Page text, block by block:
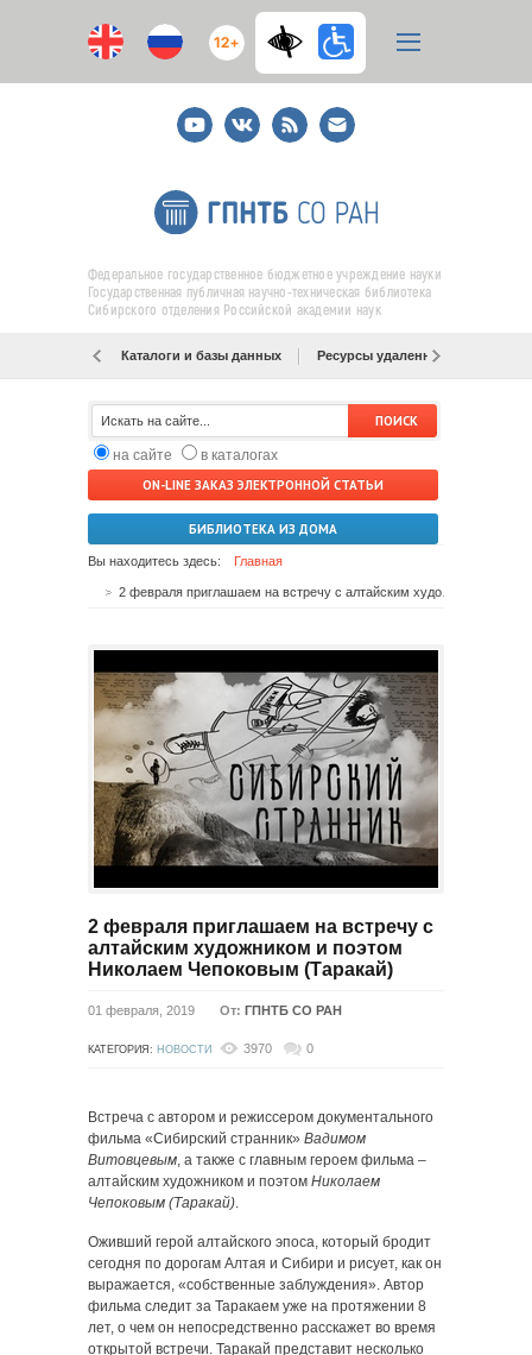
12+
YoutubeВКонтакте
RSS
E-
mail
подписка
Федеральное государственное бюджетное учреждение науки
Государственная публичная научно-техническая библиотека
Сибирского отделения Российской академии наук
Каталоги и базы данных Ресурсы удаленного доступа
на сайте
в каталогах
ON-LINE ЗАКАЗ ЭЛЕКТРОННОЙ СТАТЬИ
БИБЛИОТЕКА ИЗ ДОМА
Вы находитесь здесь: Главная
2 февраля приглашаем на встречу с
алтайским художником и поэтом
Николаем Чепоковым (Таракай)
01 февраля, 2019 От: ГПНТБ СО РАН
КАТЕГОРИЯ: НОВОСТИ 3970 0
Встреча с автором и режиссером документального
фильма «Сибирский странник» Вадимом
Витовцевым, а также с главным героем фильма –
алтайским художником и поэтом Николаем
Чепоковым (Таракай).
Оживший герой алтайского эпоса, который бродит
сегодня по дорогам Алтая и Сибири и рисует, как он
выражается, «собственные заблуждения». Автор
фильма следит за Таракаем уже на протяжении 8
лет, о чем он непосредственно расскажет во время
открытой встречи. Таракай представит несколько